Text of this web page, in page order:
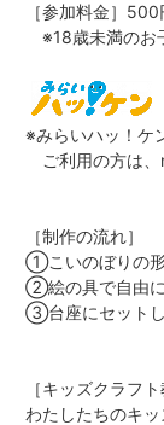
［参加料金］500
※18歳未満のお
※みらいハッ！ケ
ご利用の方は、
［制作の流れ］
①こいのぼりの形
②絵の具で自由に
③台座にセットし
［キッズクラフ
わたしたちのキ